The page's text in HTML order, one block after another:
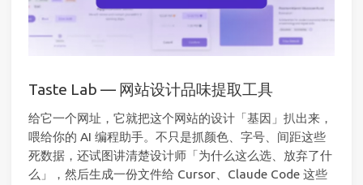
Taste Lab — 网站设计品味提取工具
给它一个网址，它就把这个网站的设计「基因」扒出来，
喂给你的 AI 编程助手。不只是抓颜色、字号、间距这些
死数据，还试图讲清楚设计师「为什么这么选、放弃了什
么」，然后生成一份文件给 Cursor、Claude Code 这些